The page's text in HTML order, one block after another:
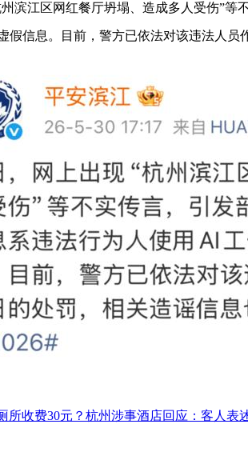
滨江区网红餐厅坍塌、造成多人受伤”
假信息。目前，警方已依法对该违法人员
所收费30元？杭州涉事酒店回应：客人表